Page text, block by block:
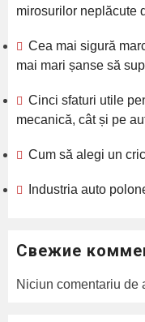
mirosurilor neplăcute
Cea mai sigură
mai mari șanse să
Cinci sfaturi utile
mecanică, cât și pe
Cum să alegi un
Industria auto
Свежие
Niciun comentariu de